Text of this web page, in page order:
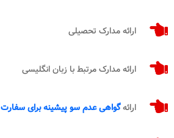
ارائه مدارک تحصیلی
ارائه مدارک مرتبط با زبان انگلیسی
ارائهگواهی عدم سو پیشینه برای سفارت